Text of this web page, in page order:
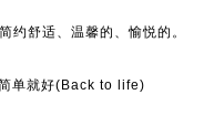
约舒适、温馨的、愉悦的。
单就好(Back to life)